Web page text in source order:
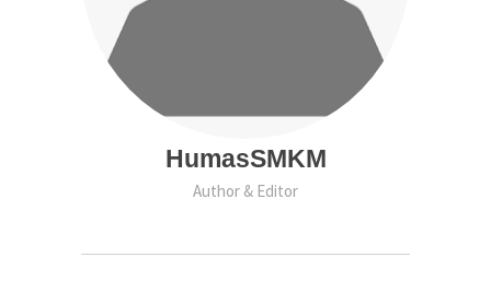
HumasSMKM
Author & Editor